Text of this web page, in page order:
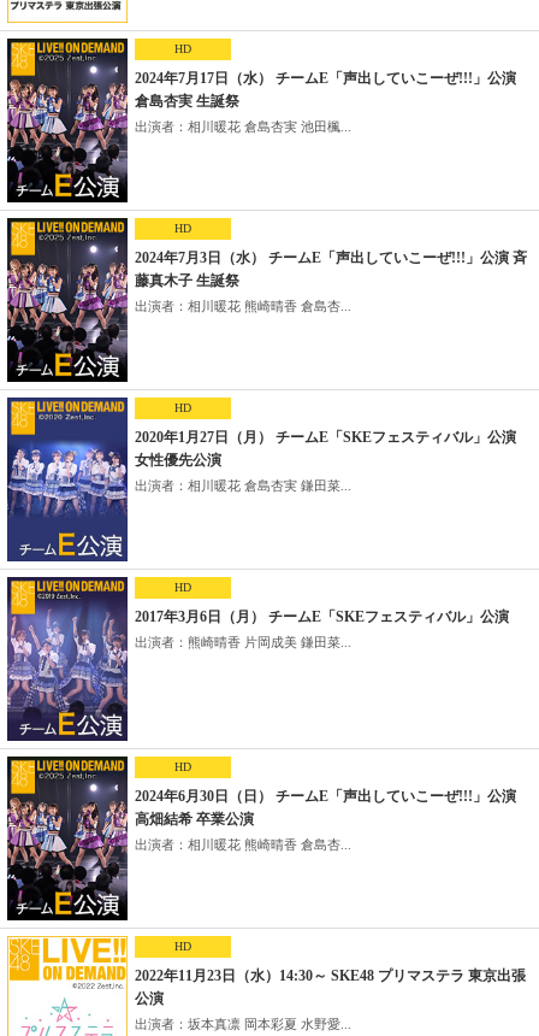
HD
2024年7月17日（水） チームE「声出していこーぜ!!!」公演
倉島杏実 生誕祭
出演者：相川暖花 倉島杏実 池田楓...
HD
2024年7月3日（水） チームE「声出していこーぜ!!!」公演 斉
藤真木子 生誕祭
出演者：相川暖花 熊崎晴香 倉島杏...
HD
2020年1月27日（月） チームE「SKEフェスティバル」公演
女性優先公演
出演者：相川暖花 倉島杏実 鎌田菜...
HD
2017年3月6日（月） チームE「SKEフェスティバル」公演
出演者：熊崎晴香 片岡成美 鎌田菜...
HD
2024年6月30日（日） チームE「声出していこーぜ!!!」公演
高畑結希 卒業公演
出演者：相川暖花 熊崎晴香 倉島杏...
HD
2022年11月23日（水）14:30～ SKE48 プリマステラ 東京出張
公演
出演者：坂本真凛 岡本彩夏 水野愛...